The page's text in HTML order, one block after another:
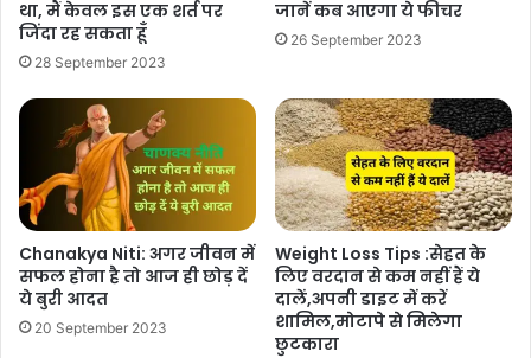
था, मैं केवल इस एक शर्त पर
जिंदा रह सकता हूँ
28 September 2023
जानें कब आएगा ये फीचर
26 September 2023
Chanakya Niti: अगर जीवन में
सफल होना है तो आज ही छोड़ दें
ये बुरी आदत
20 September 2023
Weight Loss Tips :सेहत के
लिए वरदान से कम नहीं हैं ये
दालें,अपनी डाइट में करें
शामिल,मोटापे से मिलेगा
छुटकारा